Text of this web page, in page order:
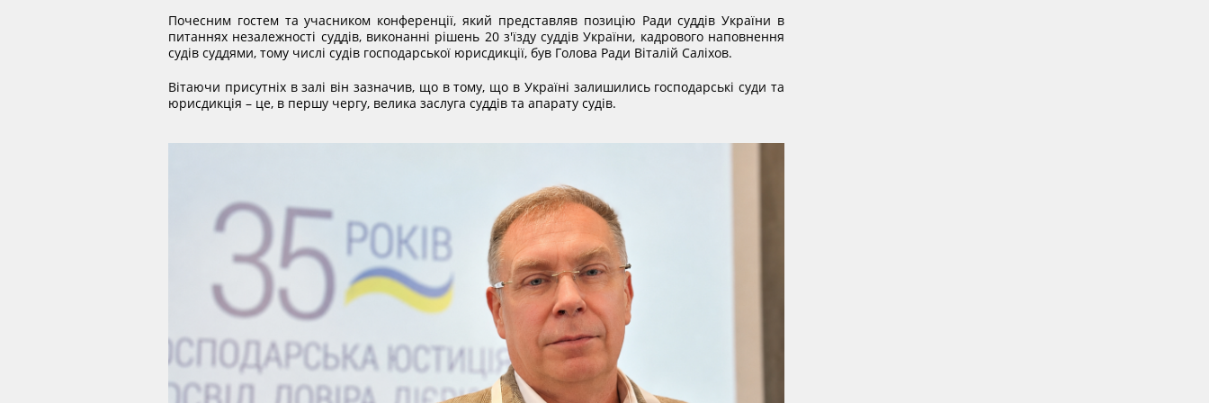
Почесним гостем та учасником конференції, який представляв позицію Ради суддів України в
питаннях незалежності суддів, виконанні рішень 20 з'їзду суддів України, кадрового наповнення
судів суддями, тому числі судів господарської юрисдикції, був Голова Ради Віталій Саліхов.
Вітаючи присутніх в залі він зазначив, що в тому, що в Україні залишились господарські суди та
юрисдикція – це, в першу чергу, велика заслуга суддів та апарату судів.